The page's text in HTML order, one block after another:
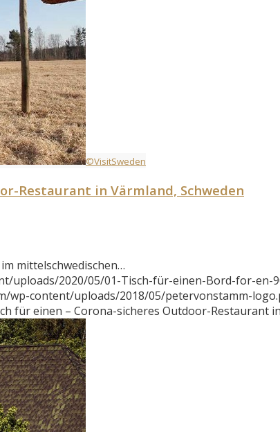
©VisitSweden
Restaurant in Värmland, Schweden
mittelschwedischen…
uploads/2020/05/01-Tisch-für-einen-Bord-for-en-
wp-content/uploads/2018/05/petervonstamm-
für einen – Corona-sicheres Outdoor-Restaurant